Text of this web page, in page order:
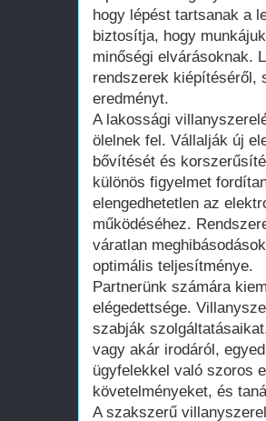
hogy lépést tartsanak a
biztosítja, hogy
minőségi elvárásoknak.
rendszerek kiépítéséről,
eredményt.
A lakossági
ölelnek fel. Vállalják új
bővítését és
különös figyelmet
elengedhetetlen az
működéséhez.
váratlan
optimális teljesítménye.
Partnerünk számára
elégedettsége.
szabják
vagy akár irodáról,
ügyfelekkel való szoros
követelményeket, és
A szakszerű